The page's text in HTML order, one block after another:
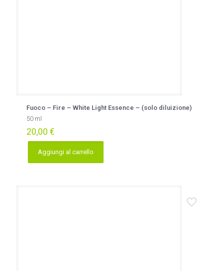
Fuoco – Fire – White Light Essence – (solo diluizione)
50 ml
20,00 €
Aggiungi al carrello